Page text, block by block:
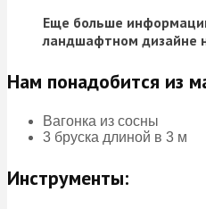
Еще больше
ландшафтном дизайне
Нам понадобится из
Вагонка из сосны
3 бруска длиной в 3 м
Инструменты: